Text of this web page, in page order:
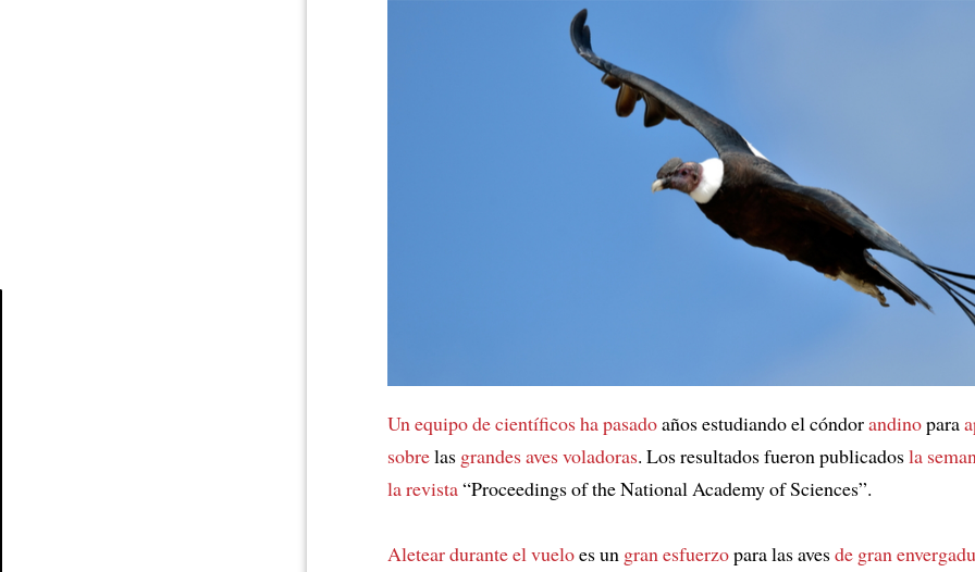
Un equipo de científicosha pasadoaños estudiando el cóndorandinopara
sobrelas grandes aves voladoras. Los resultados fueron publicadosla
la revista“Proceedings of the National Academy of Sciences”.
Aletear durante el vueloes un gran esfuerzopara las avesde gran